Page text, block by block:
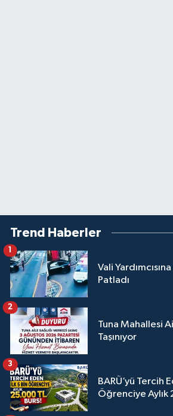
Trend Haberler
Vali
Patladı
1
Tuna Mahallesi
Taşınıyor
2
BARÜ’yü Tercih
Öğrenciye Aylık
3